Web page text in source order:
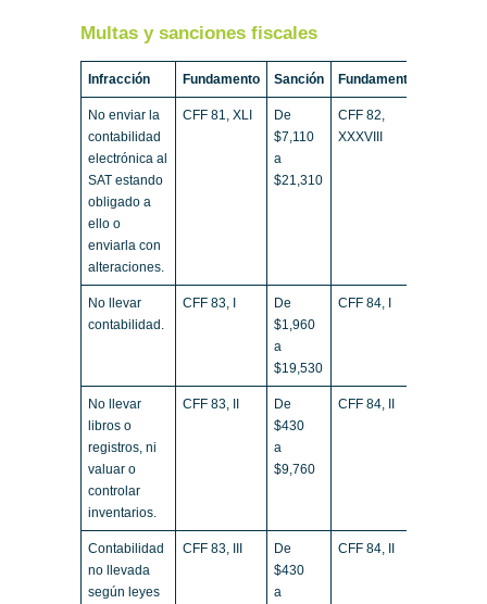
Multas y sanciones fiscales
Infracción Fundamento Sanción Fundamento
No enviar la
contabilidad
electrónica al
SAT estando
obligado a
ello o
enviarla con
alteraciones.
CFF 81, XLI
De
$7,110
a
$21,310
CFF 82,
XXXVIII
No llevar
contabilidad.
CFF 83, I
De
$1,960
a
$19,530
CFF 84, I
No llevar
libros o
registros, ni
valuar o
controlar
inventarios.
CFF 83, II
De
$430
a
$9,760
CFF 84, II
Contabilidad
no llevada
según leyes
CFF 83, III
De
$430
a
CFF 84, II